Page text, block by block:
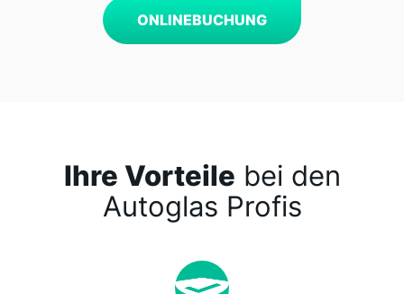
ONLINEBUCHUNG
Ihre Vorteile bei den
Autoglas Profis